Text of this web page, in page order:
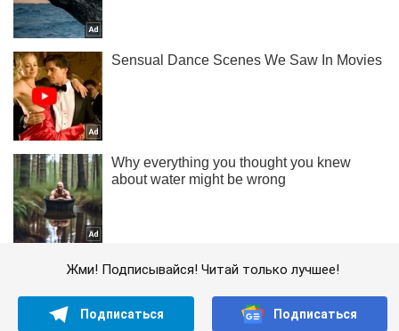
Жми! Подписывайся! Читай только лучшее!
Подписаться Подписаться